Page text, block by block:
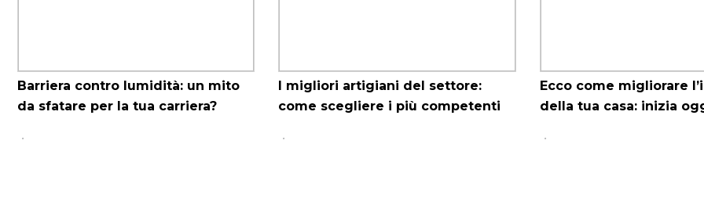
Barriera contro lumidità: un mito
da sfatare per la tua carriera?
I migliori artigiani del settore:
come scegliere i più competenti
Ecco come migliorare
della tua casa: inizia